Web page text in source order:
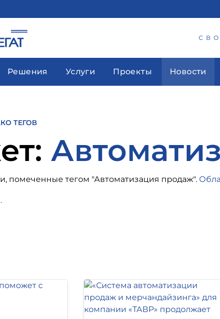
Решения Услуги Проекты Новости
ТЕГОВ
помеченные тегом "Автоматизация продаж".